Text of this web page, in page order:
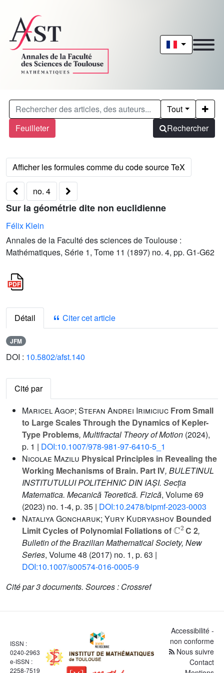
Feuilleter
Tout
Rechercher
no. 4
Sur la géométrie dite non euclidienne
Félix Klein
Annales de la Faculté des sciences de Toulouse :
Mathématiques, Série 1, Tome 11 (1897) no. 4, pp. G1-G62
Détail Citer cet article
JFM
DOI : 10.5802/afst.140
Cité par
Maricel Agop; Stefan Andrei Irimiciuc From Small
to Large Scales Through the Dynamics of Kepler-
Type Problems, Multifractal Theory of Motion (2024),
p. 1 | DOI:10.1007/978-981-97-6410-5_1
Nicolae Mazilu Physical Principles in Revealing the
Working Mechanisms of Brain. Part IV, BULETINUL
INSTITUTULUI POLITEHNIC DIN IAȘI. Secția
Matematica. Mecanică Teoretică. Fizică, Volume 69
(2023) no. 1-4, p. 35 | DOI:10.2478/bipmf-2023-0003
Nataliya Goncharuk; Yury Kudryashov Bounded
Limit Cycles of Polynomial Foliations of
C2
C 2,
Bulletin of the Brazilian Mathematical Society, New
Series, Volume 48 (2017) no. 1, p. 63 |
DOI:10.1007/s00574-016-0005-9
Cité par3 documents. Sources : Crossref
ISSN :
0240-2963
e-ISSN :
2258-7519
Accessibilité -
non conforme
Nous suivre
Contact